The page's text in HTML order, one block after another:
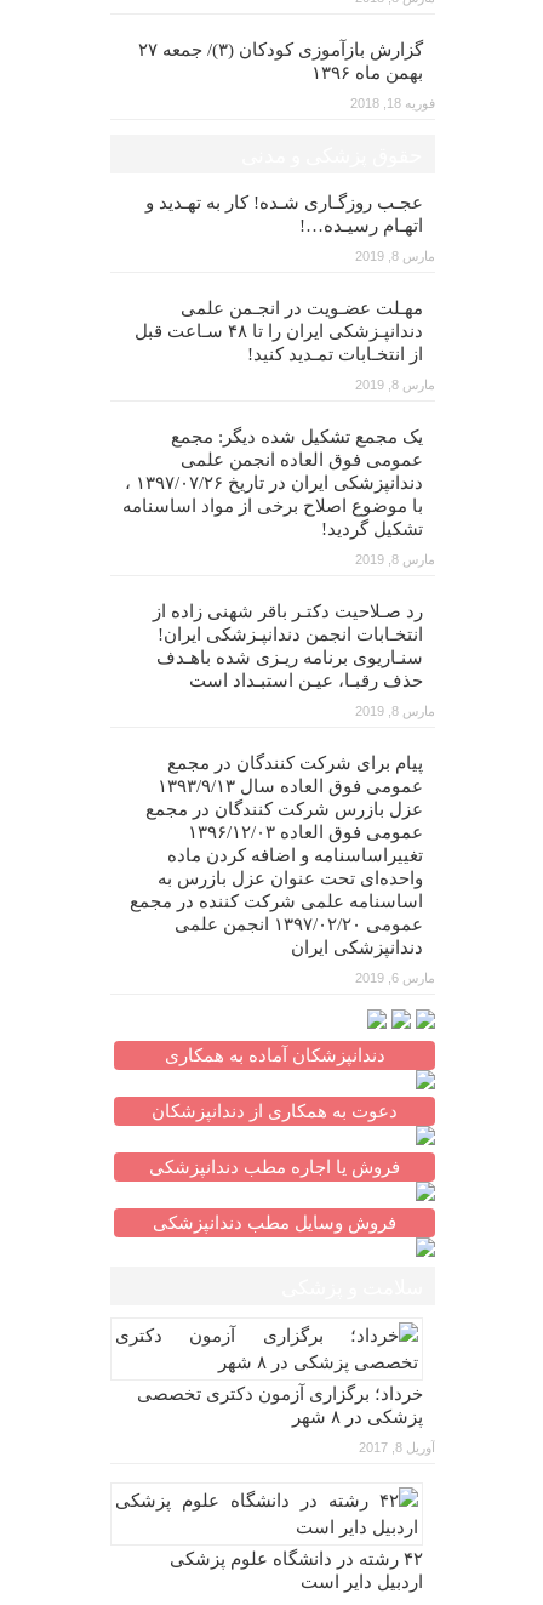
گزارش بازآموزی کودکان (۳)/ جمعه ۲۷
بهمن ماه ۱۳۹۶
فوریه 18, 2018
عجـب روزگـاری شـده! کار به تهـدید و
اتهـام رسیـده…!
مارس 8, 2019
مهـلت عضـویت در انجـمن علمی
دندانپـزشکی ایران را تا ۴۸ سـاعت قبل
از انتخـابات تمـدید کنید!
مارس 8, 2019
یک مجمع تشکیل شده دیگر: مجمع
عمومی فوق العاده انجمن علمی
دندانپزشکی ایران در تاریخ ۱۳۹۷/۰۷/۲۶ ،
با موضوع اصلاح برخی از مواد اساسنامه
تشکیل گردید!
مارس 8, 2019
رد صـلاحیت دکتـر باقر شهنی زاده از
انتخـابات انجمن دندانپـزشکی ایران!
سنـاریوی برنامه ریـزی شده باهـدف
حذف رقبـا، عیـن استبـداد است
مارس 8, 2019
پیام برای شرکت کنندگان در مجمع
عمومی فوق العاده سال ۱۳۹۳/۹/۱۳
عزل بازرس شرکت کنندگان در مجمع
عمومی فوق العاده ۱۳۹۶/۱۲/۰۳
تغییراساسنامه و اضافه کردن ماده
واحده‌ای تحت عنوان عزل بازرس به
اساسنامه علمی شرکت کننده در مجمع
عمومی ۱۳۹۷/۰۲/۲۰ انجمن علمی
دندانپزشکی ایران
مارس 6, 2019
دندانپزشکان آماده به همکاری
دعوت به همکاری از دندانپزشکان
فروش یا اجاره مطب دندانپزشکی
فروش وسایل مطب دندانپزشکی
خرداد؛ برگزاری آزمون دکتری تخصصی
پزشکی در ۸ شهر
آوریل 8, 2017
۴۲ رشته در دانشگاه علوم پزشکی
اردبیل دایر است